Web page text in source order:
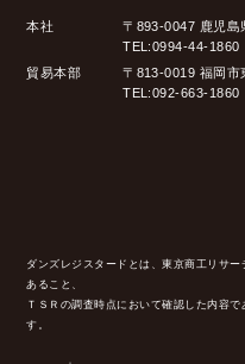
本社
〒893-0047 鹿児島
TEL:0994-44-1860
貿易本部
〒813-0019 福岡市
TEL:092-663-1860
ダンズレジスタードとは、東京商工リサ
あること、
ＴＳＲの調査時点において確認した内容
す。